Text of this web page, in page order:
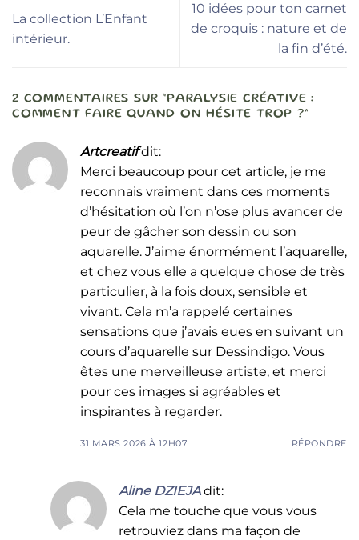
La collection L’Enfant
intérieur.
10 idées pour ton carnet
de croquis : nature et de
la fin d’été.
2 COMMENTAIRES SUR “PARALYSIE CRÉATIVE :
COMMENT FAIRE QUAND ON HÉSITE TROP ?”
Artcreatif dit:
Merci beaucoup pour cet article, je me
reconnais vraiment dans ces moments
d’hésitation où l’on n’ose plus avancer de
peur de gâcher son dessin ou son
aquarelle. J’aime énormément l’aquarelle,
et chez vous elle a quelque chose de très
particulier, à la fois doux, sensible et
vivant. Cela m’a rappelé certaines
sensations que j’avais eues en suivant un
cours d’aquarelle sur Dessindigo. Vous
êtes une merveilleuse artiste, et merci
pour ces images si agréables et
inspirantes à regarder.
31 MARS 2026 À 12H07 RÉPONDRE
Aline DZIEJA dit:
Cela me touche que vous vous
retrouviez dans ma façon de